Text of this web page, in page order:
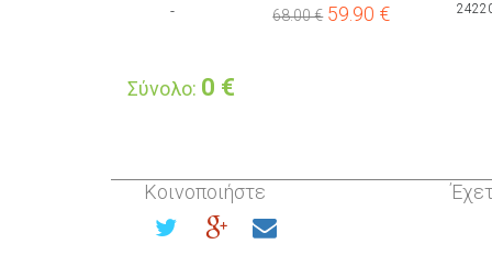
-
68.00 € 59.90 €
Σύνολο: 0 €
Κοινοποιήστε